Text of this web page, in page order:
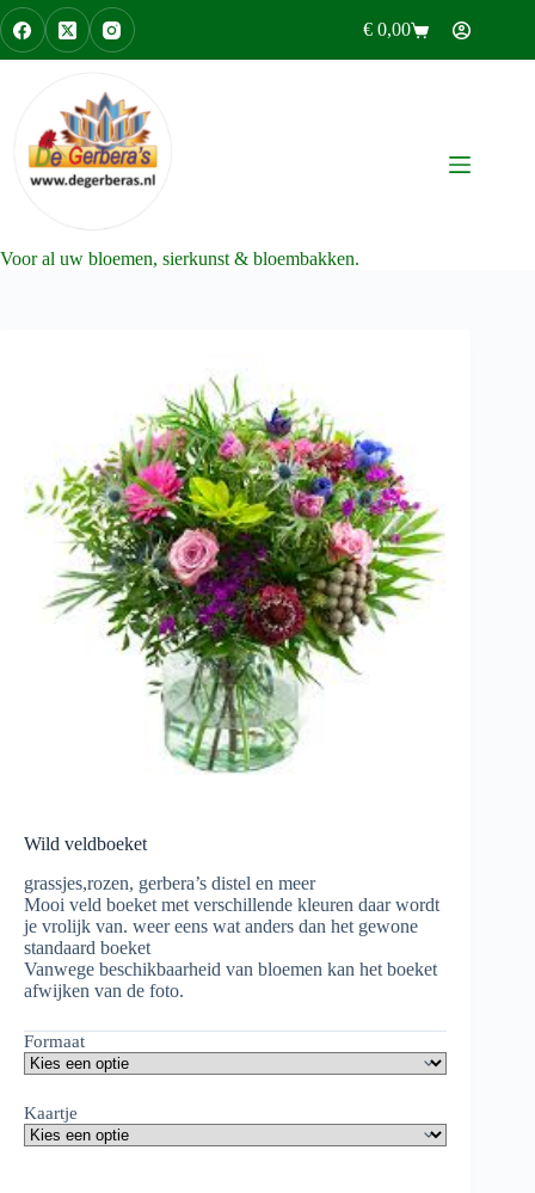
Ga
naar
de
Winkelwagen
€ 0,00
Voor al uw bloemen, sierkunst & bloembakken.
Wild veldboeket
grassjes,rozen, gerbera’s distel en meer
Mooi veld boeket met verschillende kleuren daar wordt
je vrolijk van. weer eens wat anders dan het gewone
standaard boeket
Vanwege beschikbaarheid van bloemen kan het boeket
afwijken van de foto.
Formaat
Kaartje